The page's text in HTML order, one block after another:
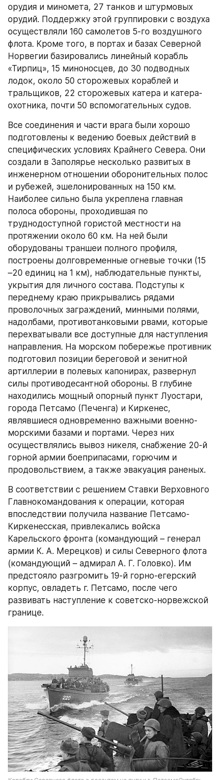
орудия и миномета, 27 танков и штурмовых
орудий. Поддержку этой группировки с воздуха
осуществляли 160 самолетов 5-го воздушного
флота. Кроме того, в портах и базах Северной
Норвегии базировались линейный корабль
«Тирпиц», 15 миноносцев, до 30 подводных
лодок, около 50 сторожевых кораблей и
тральщиков, 22 сторожевых катера и катера-
охотника, почти 50 вспомогательных судов.
Все соединения и части врага были хорошо
подготовлены к ведению боевых действий в
специфических условиях Крайнего Севера. Они
создали в Заполярье несколько развитых в
инженерном отношении оборонительных полос
и рубежей, эшелонированных на 150 км.
Наиболее сильно была укреплена главная
полоса обороны, проходившая по
труднодоступной гористой местности на
протяжении около 60 км. На ней были
оборудованы траншеи полного профиля,
построены долговременные огневые точки (15
–20 единиц на 1 км), наблюдательные пункты,
укрытия для личного состава. Подступы к
переднему краю прикрывались рядами
проволочных заграждений, минными полями,
надолбами, противотанковыми рвами, которые
перехватывали все доступные для наступления
направления. На морском побережье противник
подготовил позиции береговой и зенитной
артиллерии в полевых капонирах, развернул
силы противодесантной обороны. В глубине
находились мощный опорный пункт Луостари,
города Петсамо (Печенга) и Киркенес,
являвшиеся одновременно важными военно-
морскими базами и портами. Через них
осуществлялись вывоз никеля, снабжение 20-й
горной армии боеприпасами, горючим и
продовольствием, а также эвакуация раненых.
В соответствии с решением Ставки Верховного
Главнокомандования к операции, которая
впоследствии получила название Петсамо-
Киркенесская, привлекались войска
Карельского фронта (командующий – генерал
армии К. А. Мерецков) и силы Северного флота
(командующий – адмирал А. Г. Головко). Им
предстояло разгромить 19-й горно-егерский
корпус, овладеть г. Петсамо, после чего
развивать наступление к советско-норвежской
границе.